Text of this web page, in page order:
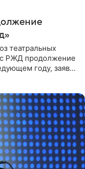
театральных
РЖД продолжение
году, заявил